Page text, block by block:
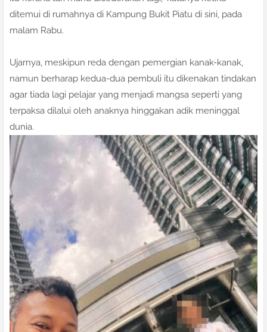
ditemui di rumahnya di Kampung Bukit Piatu di sini, pada
malam Rabu.
Ujarnya, meskipun reda dengan pemergian kanak-kanak,
namun berharap kedua-dua pembuli itu dikenakan tindakan
agar tiada lagi pelajar yang menjadi mangsa seperti yang
terpaksa dilalui oleh anaknya hinggakan adik meninggal
dunia.